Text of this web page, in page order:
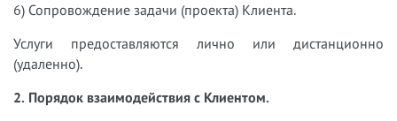
6) Сопровождение задачи (проекта) Клиента.
Услуги предоставляются лично или дистанционно
(удаленно).
2. Порядок взаимодействия с Клиентом.